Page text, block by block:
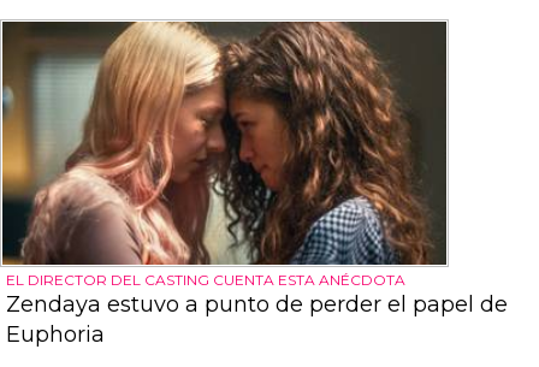
EL DIRECTOR DEL CASTING CUENTA ESTA ANÉCDOTA
Zendaya estuvo a punto de perder el papel de
Euphoria